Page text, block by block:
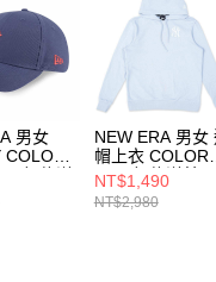
男女
COLOR
紐約洋
NEW ERA 男女
帽上衣 COLOR
ERA 紐約洋基
NE14148951
NT$1,490
NT$2,980